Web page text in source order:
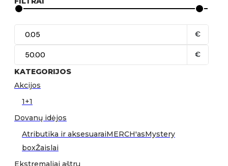
€
€
KATEGORIJOS
Akcijos
1+1
Dovanų idėjos
Atributika ir aksesuaraiMERCH'asMystery
boxŽaislai
Ekstremaliai aštru